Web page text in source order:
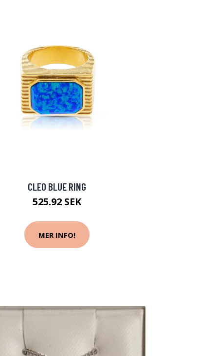
CLEO BLUE RING
525.92 SEK
MER INFO!